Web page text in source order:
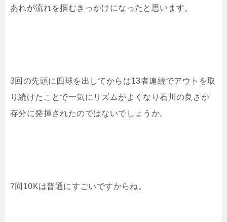
あれが流れを掴むきっかけになったと思います。
3回の先頭に四球を出してからは13者連続でアウトを取
り続けたことで一気にリズムがよくなり石川の良さが
存分に発揮されたのではないでしょうか。
7回10Kは普通にすごいですからね。